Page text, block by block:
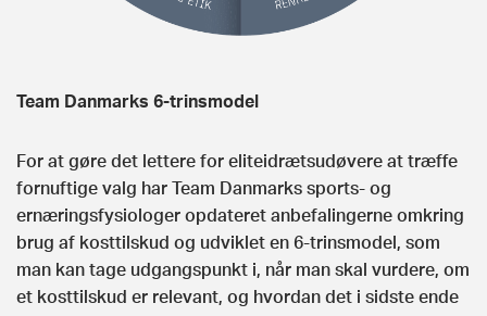
Team Danmarks 6-trinsmodel
For at gøre det lettere for eliteidrætsudøvere at træffe
fornuftige valg har Team Danmarks sports- og
ernæringsfysiologer opdateret anbefalingerne omkring
brug af kosttilskud og udviklet en 6-trinsmodel, som
man kan tage udgangspunkt i, når man skal vurdere, om
et kosttilskud er relevant, og hvordan det i sidste ende